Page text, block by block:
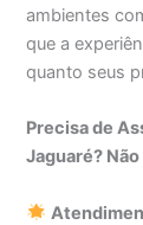
ambientes
que a
quanto seus
Precisa de
Jaguaré?